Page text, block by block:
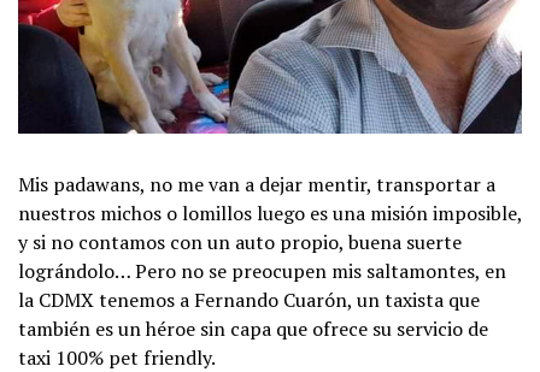
Mis padawans, no me van a dejar mentir, transportar a
nuestros michos o lomillos luego es una misión imposible,
y si no contamos con un auto propio, buena suerte
lográndolo… Pero no se preocupen mis saltamontes, en
la CDMX tenemos a Fernando Cuarón, un taxista que
también es un héroe sin capa que ofrece su servicio de
taxi 100% pet friendly.